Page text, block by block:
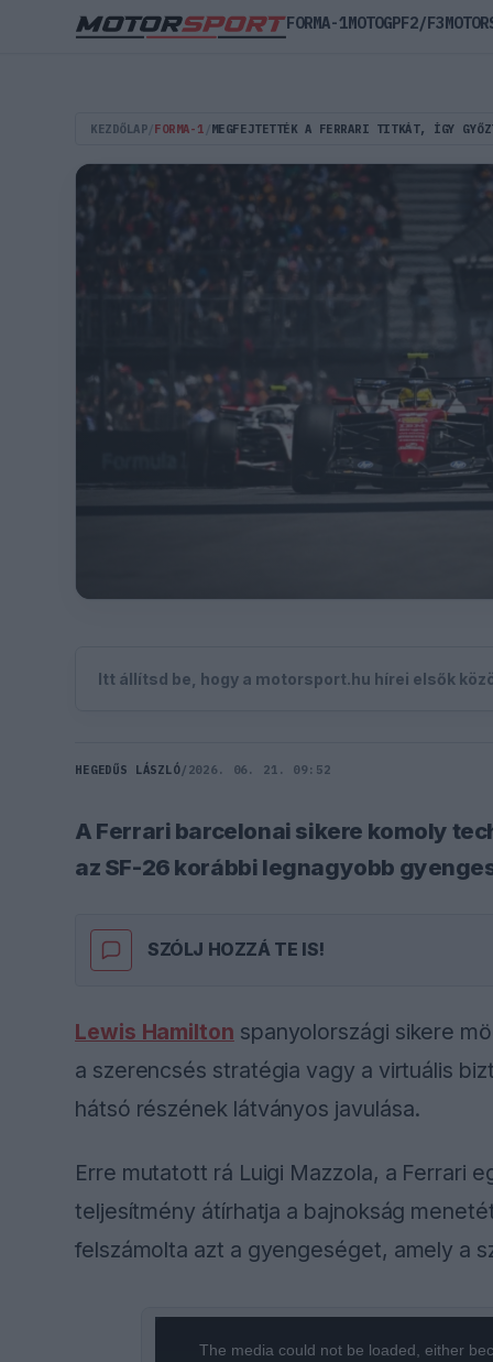
KEZDŐLAP FORMA-1 MEGFEJTETTÉK A FERRARI TITKÁT, ÍGY
Itt állítsd be, hogy a motorsport.hu hírei elsők
HEGEDŰS LÁSZLÓ/ 2026. 06. 21. 09:52
A Ferrari barcelonai sikere komoly
az SF-26 korábbi legnagyobb
SZÓLJ HOZZÁ TE IS!
Lewis Hamilton spanyolországi sikere
a szerencsés stratégia vagy a virtuális
hátsó részének látványos javulása.
Erre mutatott rá Luigi Mazzola, a Ferrari
teljesítmény átírhatja a bajnokság
felszámolta azt a gyengeséget, amely a
The media could not be loaded, either
FORMA-1MOTOGPF2/F3